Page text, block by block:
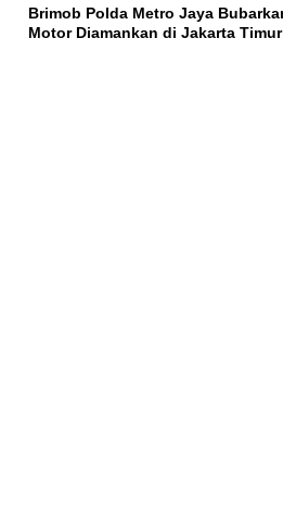
Brimob Polda Metro Jaya
Motor Diamankan di Jakarta Timur